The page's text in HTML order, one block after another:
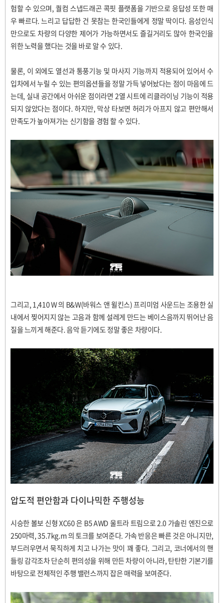
험할 수 있으며,퀄컴 스냅드래곤 콕핏 플랫폼을 기반으로 응답성 또한 매
우 빠르다.느리고 답답한 건 못참는 한국인들에게 정말 딱이다. 음성인식
만으로도 차량의 다양한 제어가 가능하면서도 즐길거리도 많아 한국인을
위한 노력을 했다는 것을 바로 알 수 있다.
물론, 이 외에도 열선과 통풍기능 및 마사지 기능까지 적용되어 있어서 수
입차에서 누릴 수 있는 편의옵션들을 정말 가득 넣어놨다는 점이 마음에 드
는데, 실내 공간에서 아쉬운 점이라면 2열 시트에 리클라이닝 기능이 적용
되지 않았다는 점이다.하지만, 막상 타보면 허리가 아프지 않고 편안해서
만족도가 높아져가는 신기함을 경험 할 수 있다.
그리고 , 1,410 W의 B&W(바워스 앤 윌킨스) 프리미엄 사운드는 조용한 실
내에서 찢어지지 않는 고음과 함께 설레게 만드는 베이스음까지 뛰어난 음
질을 느끼게 해준다 .음악 듣기에도 정말 좋은 차량이다
압도적 편안함과 다이나믹한 주행성능
시승한 볼보 신형XC60은 B5 AWD 울트라 트림으로2.0 가솔린 엔진으로
250마력, 35.7kg.m 의 토크를 보여준다. 가속 반응은 빠른 것은 아니지만,
부드러우면서 묵직하게 치고 나가는 맛이 꽤 좋다. 그리고, 코너에서의 핸
들링 감각조차 단순히 편의성을 위해 만든 차량이 아니라, 탄탄한 기본기를
바탕으로 전체적인 주행 밸런스까지 잡은 매력을 보여준다.